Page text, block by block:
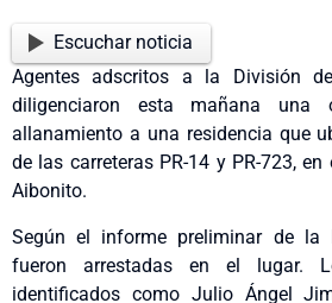
Escuchar noticia
Agentes adscritos a la División
diligenciaron esta mañana
allanamiento a una residencia que
de las carreteras PR-14 y PR-723,
Aibonito.
Según el informe preliminar de la
fueron arrestadas en el lugar.
identificados como Julio Ángel